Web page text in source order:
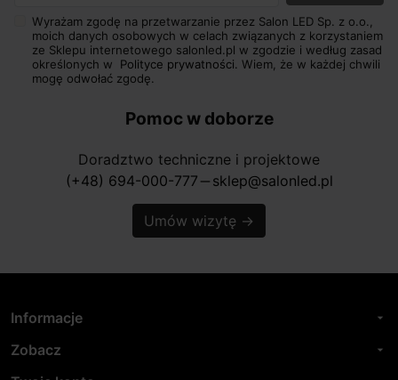
Wyrażam zgodę na przetwarzanie przez Salon LED Sp. z o.o.,
moich danych osobowych w celach związanych z korzystaniem
ze Sklepu internetowego salonled.pl w zgodzie i według zasad
określonych w Polityce prywatności. Wiem, że w każdej chwili
mogę odwołać zgodę.
Pomoc w doborze
Doradztwo techniczne i projektowe
(+48) 694-000-777 horizontal_rule sklep@salonled.pl
Umów wizytę →
Informacje arrow_drop_down
Zobacz arrow_drop_down